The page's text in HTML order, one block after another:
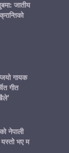
जातीय
गायक
गीत
नेपाली
भए म